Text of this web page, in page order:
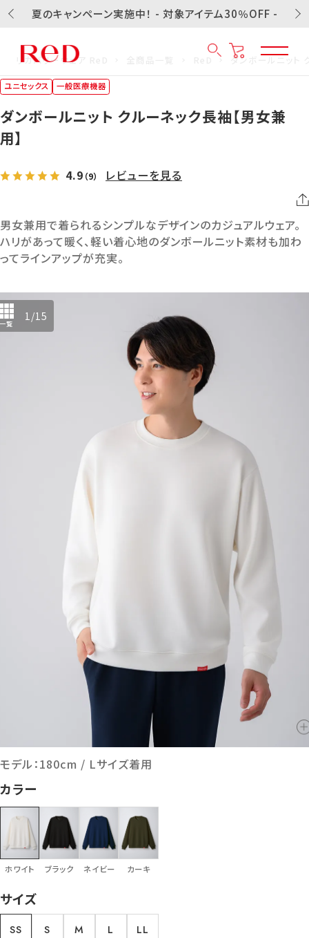
夏のキャンペーン実施中！ - 対象アイテム30％OFF -
リカバリーウェア ReD ダンボールニット
ユニセックス 一般医療機器
ダンボールニット クルーネック長袖【男女兼
用】
4.9 （9） レビューを見る
男女兼用で着られるシンプルなデザインのカジュアルウェア。
ハリがあって暖く、軽い着心地のダンボールニット素材も加わ
ってラインアップが充実。
一覧
1/15
モデル：180cm / Lサイズ着用
カラー
ホワイト ブラック ネイビー カーキ
サイズ
SS S M L LL